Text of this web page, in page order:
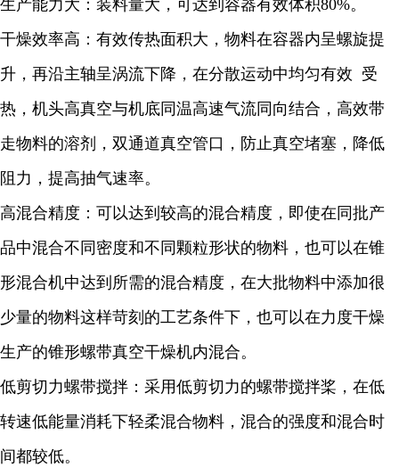
生产能力大：装料量大，可达到容器有效体积80%。
干燥效率高：有效传热面积大，物料在容器内呈螺旋提
升，再沿主轴呈涡流下降，在分散运动中均匀有效 受
热，机头高真空与机底同温高速气流同向结合，高效带
走物料的溶剂，双通道真空管口，防止真空堵塞，降低
阻力，提高抽气速率。
高混合精度：可以达到较高的混合精度，即使在同批产
品中混合不同密度和不同颗粒形状的物料，也可以在锥
形混合机中达到所需的混合精度，在大批物料中添加很
少量的物料这样苛刻的工艺条件下，也可以在力度干燥
生产的锥形螺带真空干燥机内混合。
低剪切力螺带搅拌：采用低剪切力的螺带搅拌桨，在低
转速低能量消耗下轻柔混合物料，混合的强度和混合时
间都较低。